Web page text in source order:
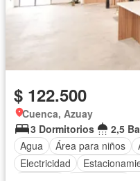
$ 122.500
Cuenca, Azuay
3 Dormitorios
2,5
Agua
Área para niños
Electricidad